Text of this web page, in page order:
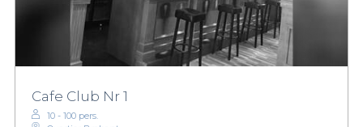
Cafe Club Nr 1
10 - 100 pers.